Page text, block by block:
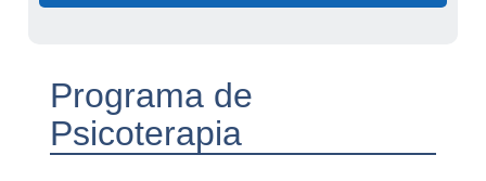
Programa de
Psicoterapia